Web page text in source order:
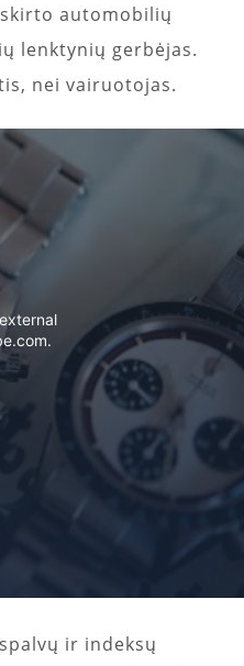
automobilių
lenktynių gerbėjas.
nei vairuotojas.
ir indeksų